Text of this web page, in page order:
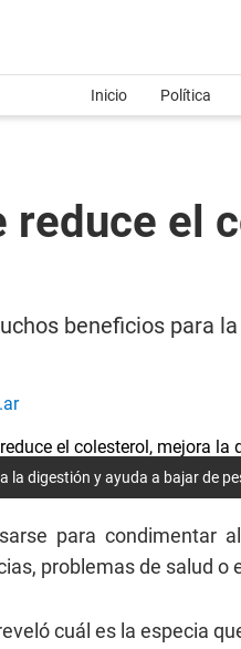
Inicio Política
reduce el
beneficios para
la digestión y ayuda a bajar de
para condimentar
problemas de salud
cuál es la especia